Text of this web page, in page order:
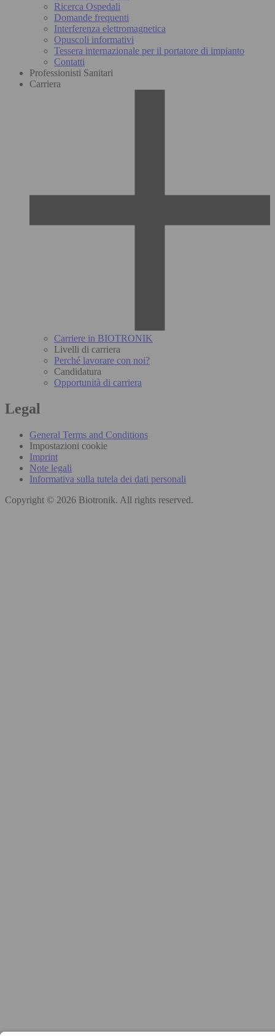
Ricerca Ospedali
Domande frequenti
Interferenza elettromagnetica
Opuscoli informativi
Tessera internazionale per il portatore di impianto
Contatti
Professionisti Sanitari
Carriera
Carriere in BIOTRONIK
Livelli di carriera
Perché lavorare con noi?
Candidatura
Opportunità di carriera
Legal
General Terms and Conditions
Impostazioni cookie
Imprint
Note legali
Informativa sulla tutela dei dati personali
Copyright © 2026 Biotronik. All rights reserved.